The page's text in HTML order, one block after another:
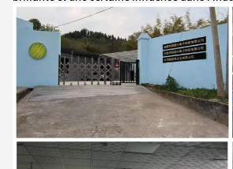
Laisser un
Nous vous